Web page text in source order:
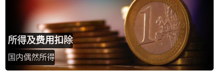
所得及费用扣除
国内偶然所得